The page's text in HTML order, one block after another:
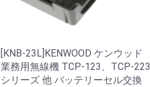
[KNB-23L]KENWOOD ケンウッド
業務用無線機 TCP-123、TCP-223
シリーズ 他 バッテリーセル交換